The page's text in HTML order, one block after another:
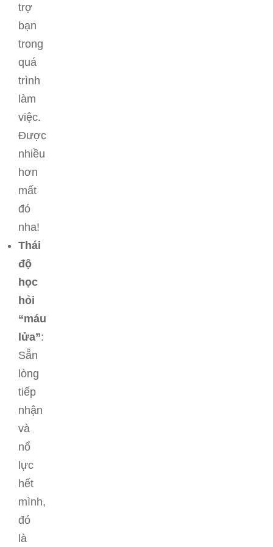
trợ
bạn
trong
quá
trình
làm
việc.
Được
nhiều
hơn
mất
đó
nha!
Thái
độ
học
hỏi
“máu
lửa”:
Sẵn
lòng
tiếp
nhận
và
nổ
lực
hết
mình,
đó
là